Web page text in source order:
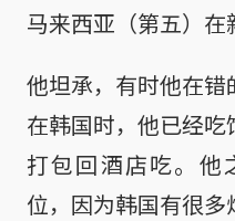
马来西亚（第五）在
他坦承，有时他在
在韩国时，他已经
打包回酒店吃。他
位，因为韩国有很